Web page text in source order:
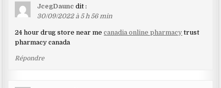
JcegDaunc dit :
30/09/2022 à 5 h 56 min
24 hour drug store near mecanadia online pharmacy trust
pharmacy canada
Répondre